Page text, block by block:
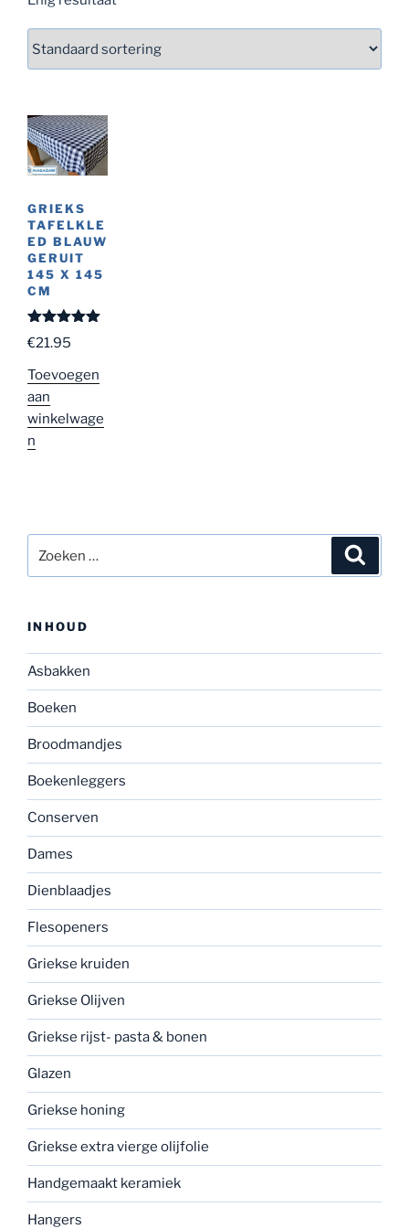
GRIEKS
TAFELKLE
ED BLAUW
GERUIT
145 X 145
CM
Gewaardeer
d5.00uit
€21.95
Toevoegen
aan
winkelwage
n
naar:
INHOUD
Asbakken
Boeken
Broodmandjes
Boekenleggers
Conserven
Dames
Dienblaadjes
Flesopeners
Griekse kruiden
Griekse Olijven
Griekse rijst- pasta & bonen
Glazen
Griekse honing
Griekse extra vierge olijfolie
Handgemaakt keramiek
Hangers